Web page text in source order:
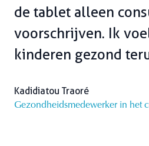
de tablet alleen
voorschrijven. Ik
kinderen gezond
Kadidiatou Traoré
Gezondheidsmedewerker in het